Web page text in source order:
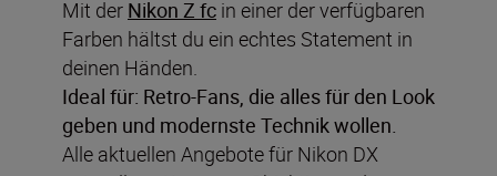
Mit der Nikon Z fc in einer der verfügbaren
Farben hältst du ein echtes Statement in
deinen Händen.
Ideal für: Retro-Fans, die alles für den Look
geben und modernste Technik wollen.
Alle aktuellen Angebote für Nikon DX